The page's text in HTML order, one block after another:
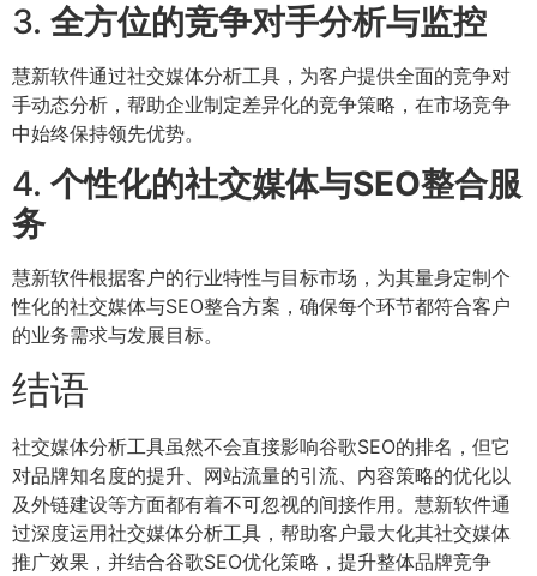
3. 全方位的竞争对手分析与监控
慧新软件通过社交媒体分析工具，为客户提供全面的竞争对
手动态分析，帮助企业制定差异化的竞争策略，在市场竞争
中始终保持领先优势。
4. 个性化的社交媒体与SEO整合服
务
慧新软件根据客户的行业特性与目标市场，为其量身定制个
性化的社交媒体与SEO整合方案，确保每个环节都符合客户
的业务需求与发展目标。
结语
社交媒体分析工具虽然不会直接影响谷歌SEO的排名，但它
对品牌知名度的提升、网站流量的引流、内容策略的优化以
及外链建设等方面都有着不可忽视的间接作用。慧新软件通
过深度运用社交媒体分析工具，帮助客户最大化其社交媒体
推广效果，并结合谷歌SEO优化策略，提升整体品牌竞争